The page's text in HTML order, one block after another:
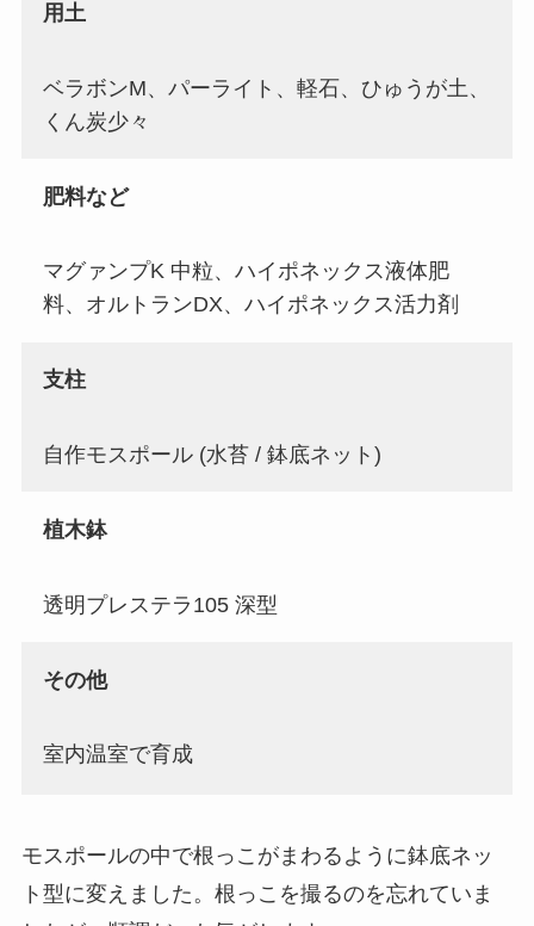
用土
ベラボンM、パーライト、軽石、ひゅうが土、
くん炭少々
肥料など
マグァンプK 中粒、ハイポネックス液体肥
料、オルトランDX、ハイポネックス活力剤
支柱
自作モスポール (水苔 / 鉢底ネット)
植木鉢
透明プレステラ105 深型
その他
室内温室で育成
モスポールの中で根っこがまわるように鉢底ネッ
ト型に変えました。根っこを撮るのを忘れていま